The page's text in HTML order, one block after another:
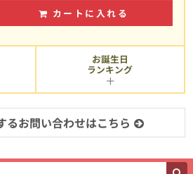
カートに入れる
お誕生日
ランキング
るお問い合わせはこちら